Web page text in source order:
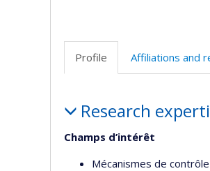
Profile Affiliations and
Research
Champs d’intérêt
Mécanismes de